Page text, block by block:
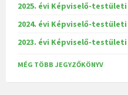
2025. évi Képviselő-
2024. évi Képviselő-
2023. évi Képviselő-
MÉG TÖBB JEGYZŐKÖNYV